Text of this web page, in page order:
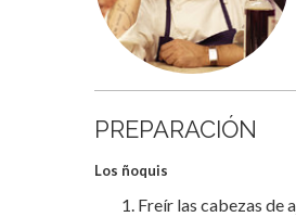
PREPARACIÓN
Los ñoquis
Freír las cabezas de